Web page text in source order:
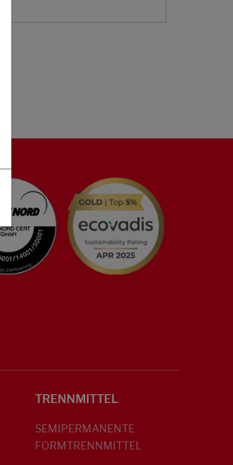
TRENNMITTEL
SEMIPERMANENTE
FORMTRENNMITTEL